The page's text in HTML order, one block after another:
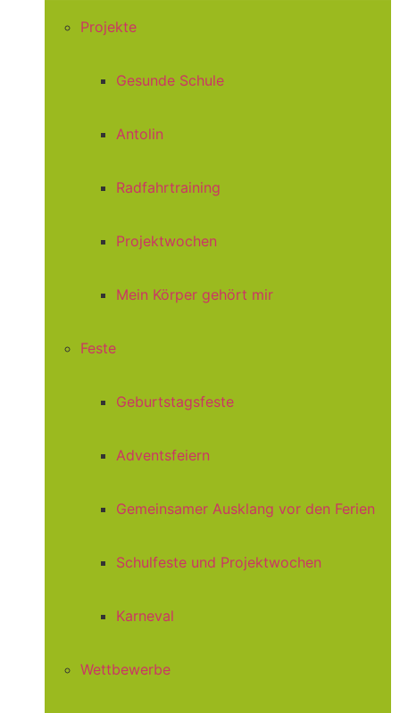
Projekte
Gesunde Schule
Antolin
Radfahrtraining
Projektwochen
Mein Körper gehört mir
Feste
Geburtstagsfeste
Adventsfeiern
Gemeinsamer Ausklang vor den Ferien
Schulfeste und Projektwochen
Karneval
Wettbewerbe